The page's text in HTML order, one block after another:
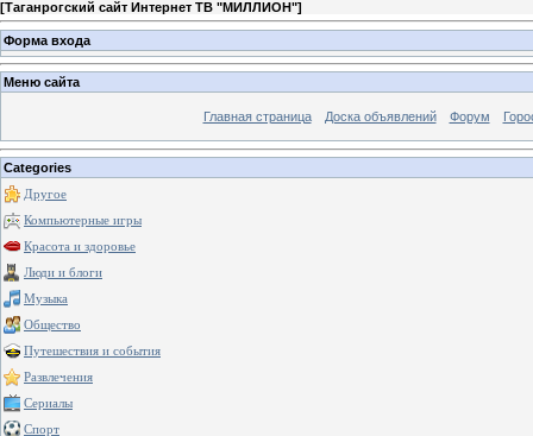
[Таганрогский сайт Интернет ТВ "МИЛЛИОН"]
Форма входа
Меню сайта
Главная страница Доска объявлений Форум
Categories
Другое
Компьютерные игры
Красота и здоровье
Люди и блоги
Музыка
Общество
Путешествия и события
Развлечения
Сериалы
Спорт